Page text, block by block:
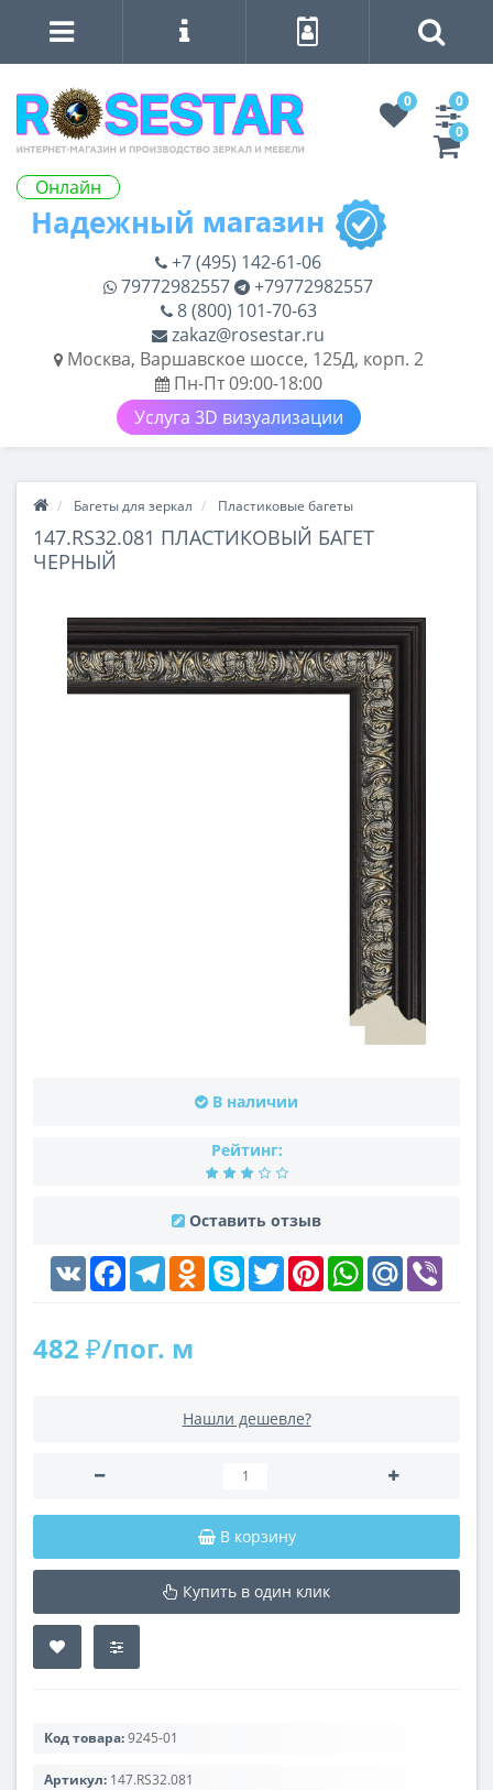
Онлайн
0
0
0
+7 (495) 142-61-06
79772982557
+79772982557
8 (800) 101-70-63
zakaz@rosestar.ru
Москва, Варшавское шоссе, 125Д, корп. 2
Пн-Пт 09:00-18:00
Услуга 3D визуализации
Багеты для зеркал Пластиковые багеты
147.RS32.081 ПЛАСТИКОВЫЙ БАГЕТ
ЧЕРНЫЙ
В наличии
Рейтинг:
Оставить отзыв
VK FacebookTelegramOdnoklassniki
Skype Twitter PinterestWhatsAppMail.Ru
482 ₽/пог. м
Нашли дешевле?
В корзину
Купить в один клик
Код товара:9245-01
Артикул: 147.RS32.081